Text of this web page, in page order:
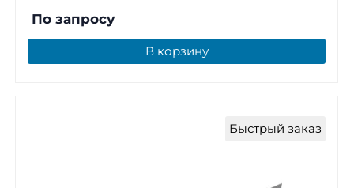
По запросу
В корзину
Быстрый заказ